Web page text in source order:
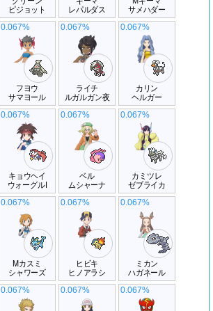
ピジョット
レパルダス
サメハダー
フヨウ
サマヨール
0.067%
ライチ
ルガルガン夜
0.067%
カリン
ヘルガー
0.067%
キョウヘイ
ウォーグルI
0.067%
ベル
ムシャーナ
0.067%
カミツレ
ゼブライカ
0.067%
Mカスミ
シャワーズ
0.067%
ヒビキ
ヒノアラシ
0.067%
ミカン
ハガネール
0.067%
0.067% 0.067% 0.067%